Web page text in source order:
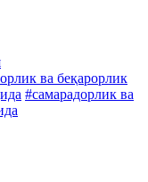
ва беқарорлик
#самарадорлик ва